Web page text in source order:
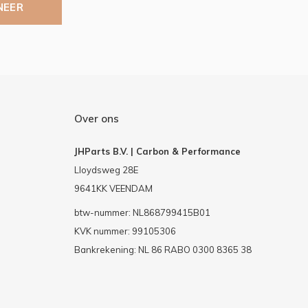
Over ons
JHParts B.V. | Carbon & Performance
Lloydsweg 28E
9641KK VEENDAM
btw-nummer: NL868799415B01
KVK nummer: 99105306
Bankrekening: NL 86 RABO 0300 8365 38